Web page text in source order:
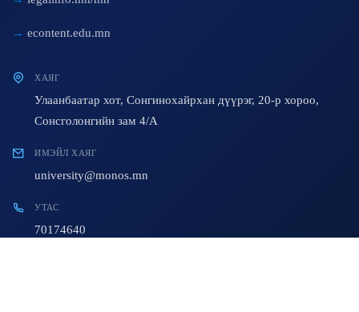
econtent.edu.mn
ХАЯГ
Улаанбаатар хот, Сонгинохайрхан дүүрэг, 20-р хороо,
Сонсголонгийн зам 4/A
ИМЭЙЛ ХАЯГ
university@monos.mn
УТАС
70174640